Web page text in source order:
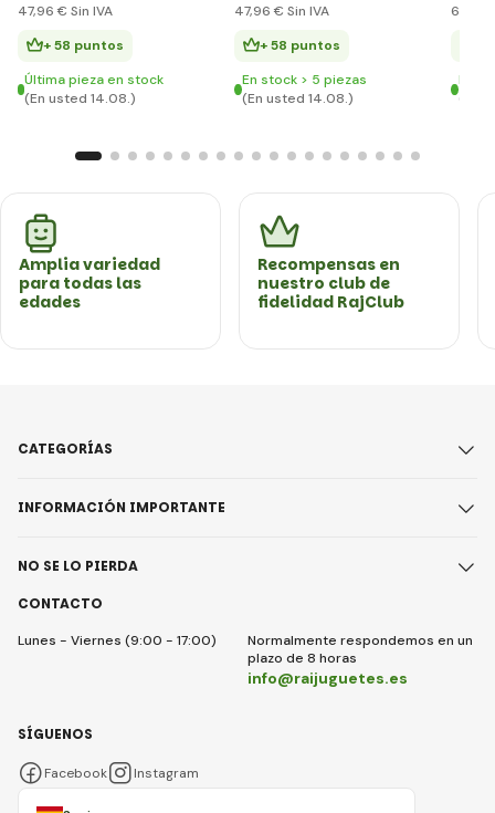
47,96 € Sin IVA
+ 58 puntos
Última pieza en stock
(En usted 14.08.)
47,96 € Sin IVA
+ 58 puntos
En stock > 5 piezas
(En usted 14.08.)
69
En
(En
Amplia variedad
para todas las
edades
Recompensas en
nuestro club de
fidelidad RajClub
CONTACTO
Lunes - Viernes (9:00 - 17:00)
Normalmente respondemos en un
plazo de 8 horas
info@raijuguetes.es
CATEGORÍAS
INFORMACIÓN IMPORTANTE
NO SE LO PIERDA
SÍGUENOS
Facebook Instagram